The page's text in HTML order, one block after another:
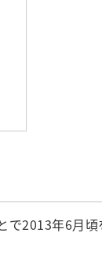
2013年6月